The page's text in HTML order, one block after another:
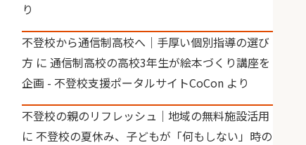
り
不登校から通信制高校へ｜手厚い個別指導の選び
方 に通信制高校の高校3年生が絵本づくり講座を
企画 - 不登校支援ポータルサイトCoCon より
不登校の親のリフレッシュ｜地域の無料施設活用
に 不登校の夏休み、子どもが「何もしない」時の